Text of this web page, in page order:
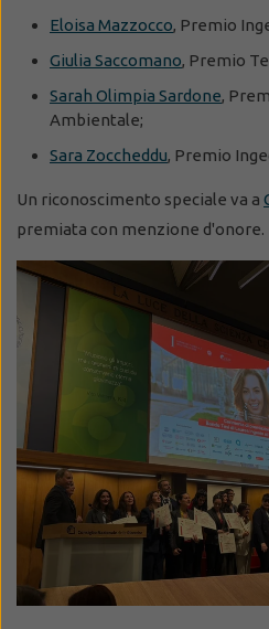
Eloisa Mazzocco, Premio
Giulia Saccomano, Premio
Sarah Olimpia Sardone,
Ambientale;
Sara Zoccheddu, Premio
Un riconoscimento speciale va a
premiata con menzione d'onore.